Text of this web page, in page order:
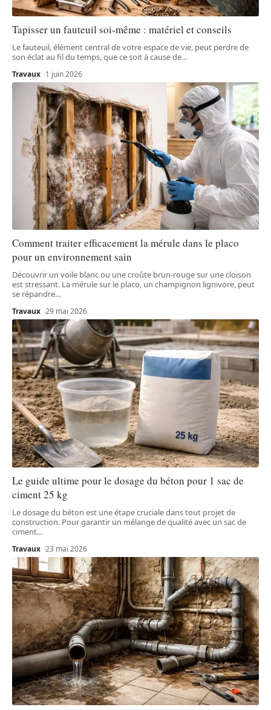
Tapisser un fauteuil soi-même : matériel et conseils
Le fauteuil, élément central de votre espace de vie, peut perdre de
son éclat au fil du temps, que ce soit à cause de…
Travaux 1 juin 2026
Comment traiter efficacement la mérule dans le placo
pour un environnement sain
Découvrir un voile blanc ou une croûte brun-rouge sur une cloison
est stressant. La mérule sur le placo, un champignon lignivore, peut
se répandre…
Travaux 29 mai 2026
Le guide ultime pour le dosage du béton pour 1 sac de
ciment 25 kg
Le dosage du béton est une étape cruciale dans tout projet de
construction. Pour garantir un mélange de qualité avec un sac de
ciment…
Travaux 23 mai 2026